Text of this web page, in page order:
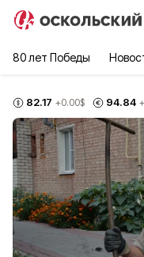
80 лет Победы
82.17 +0.00$ 94.84